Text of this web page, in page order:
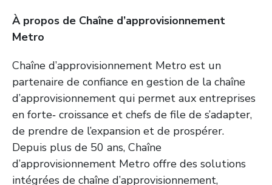
À propos de Chaîne d’approvisionnement
Metro
Chaîne d’approvisionnement Metro est un
partenaire de confiance en gestion de la chaîne
d’approvisionnement qui permet aux entreprises
en forte‑ croissance et chefs de file de s’adapter,
de prendre de l’expansion et de prospérer.
Depuis plus de 50 ans, Chaîne
d’approvisionnement Metro offre des solutions
intégrées de chaîne d’approvisionnement,